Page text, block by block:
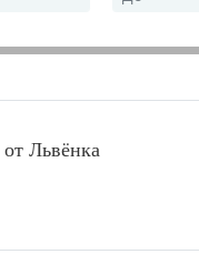
Львёнка